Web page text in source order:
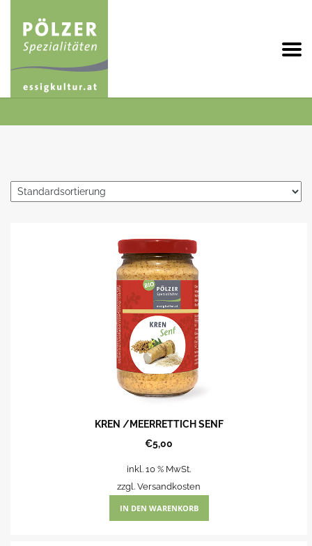
KREN /MEERRETTICH SENF
€5,00
inkl. 10 % MwSt.
zzgl.Versandkosten
IN DEN WARENKORB